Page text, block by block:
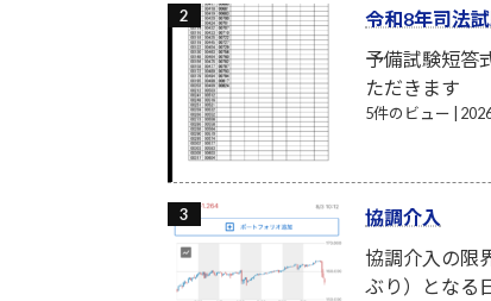
令和8年司法
予備試験短答
ただきます
5件のビュー
協調介入
協調介入の限
ぶり）となる